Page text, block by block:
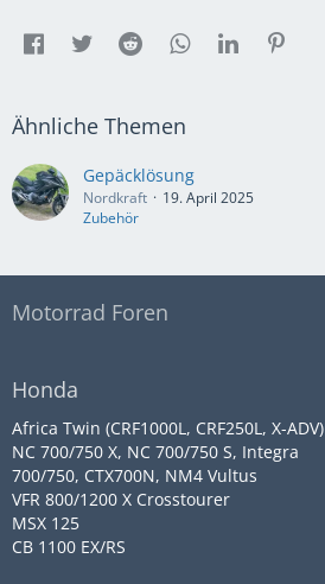
Ähnliche Themen
Gepäcklösung
Nordkraft
19. April 2025
Zubehör
Motorrad Foren
Honda
Africa Twin (CRF1000L, CRF250L, X-ADV)
NC 700/750 X, NC 700/750 S, Integra
700/750, CTX700N, NM4 Vultus
VFR 800/1200 X Crosstourer
MSX 125
CB 1100 EX/RS